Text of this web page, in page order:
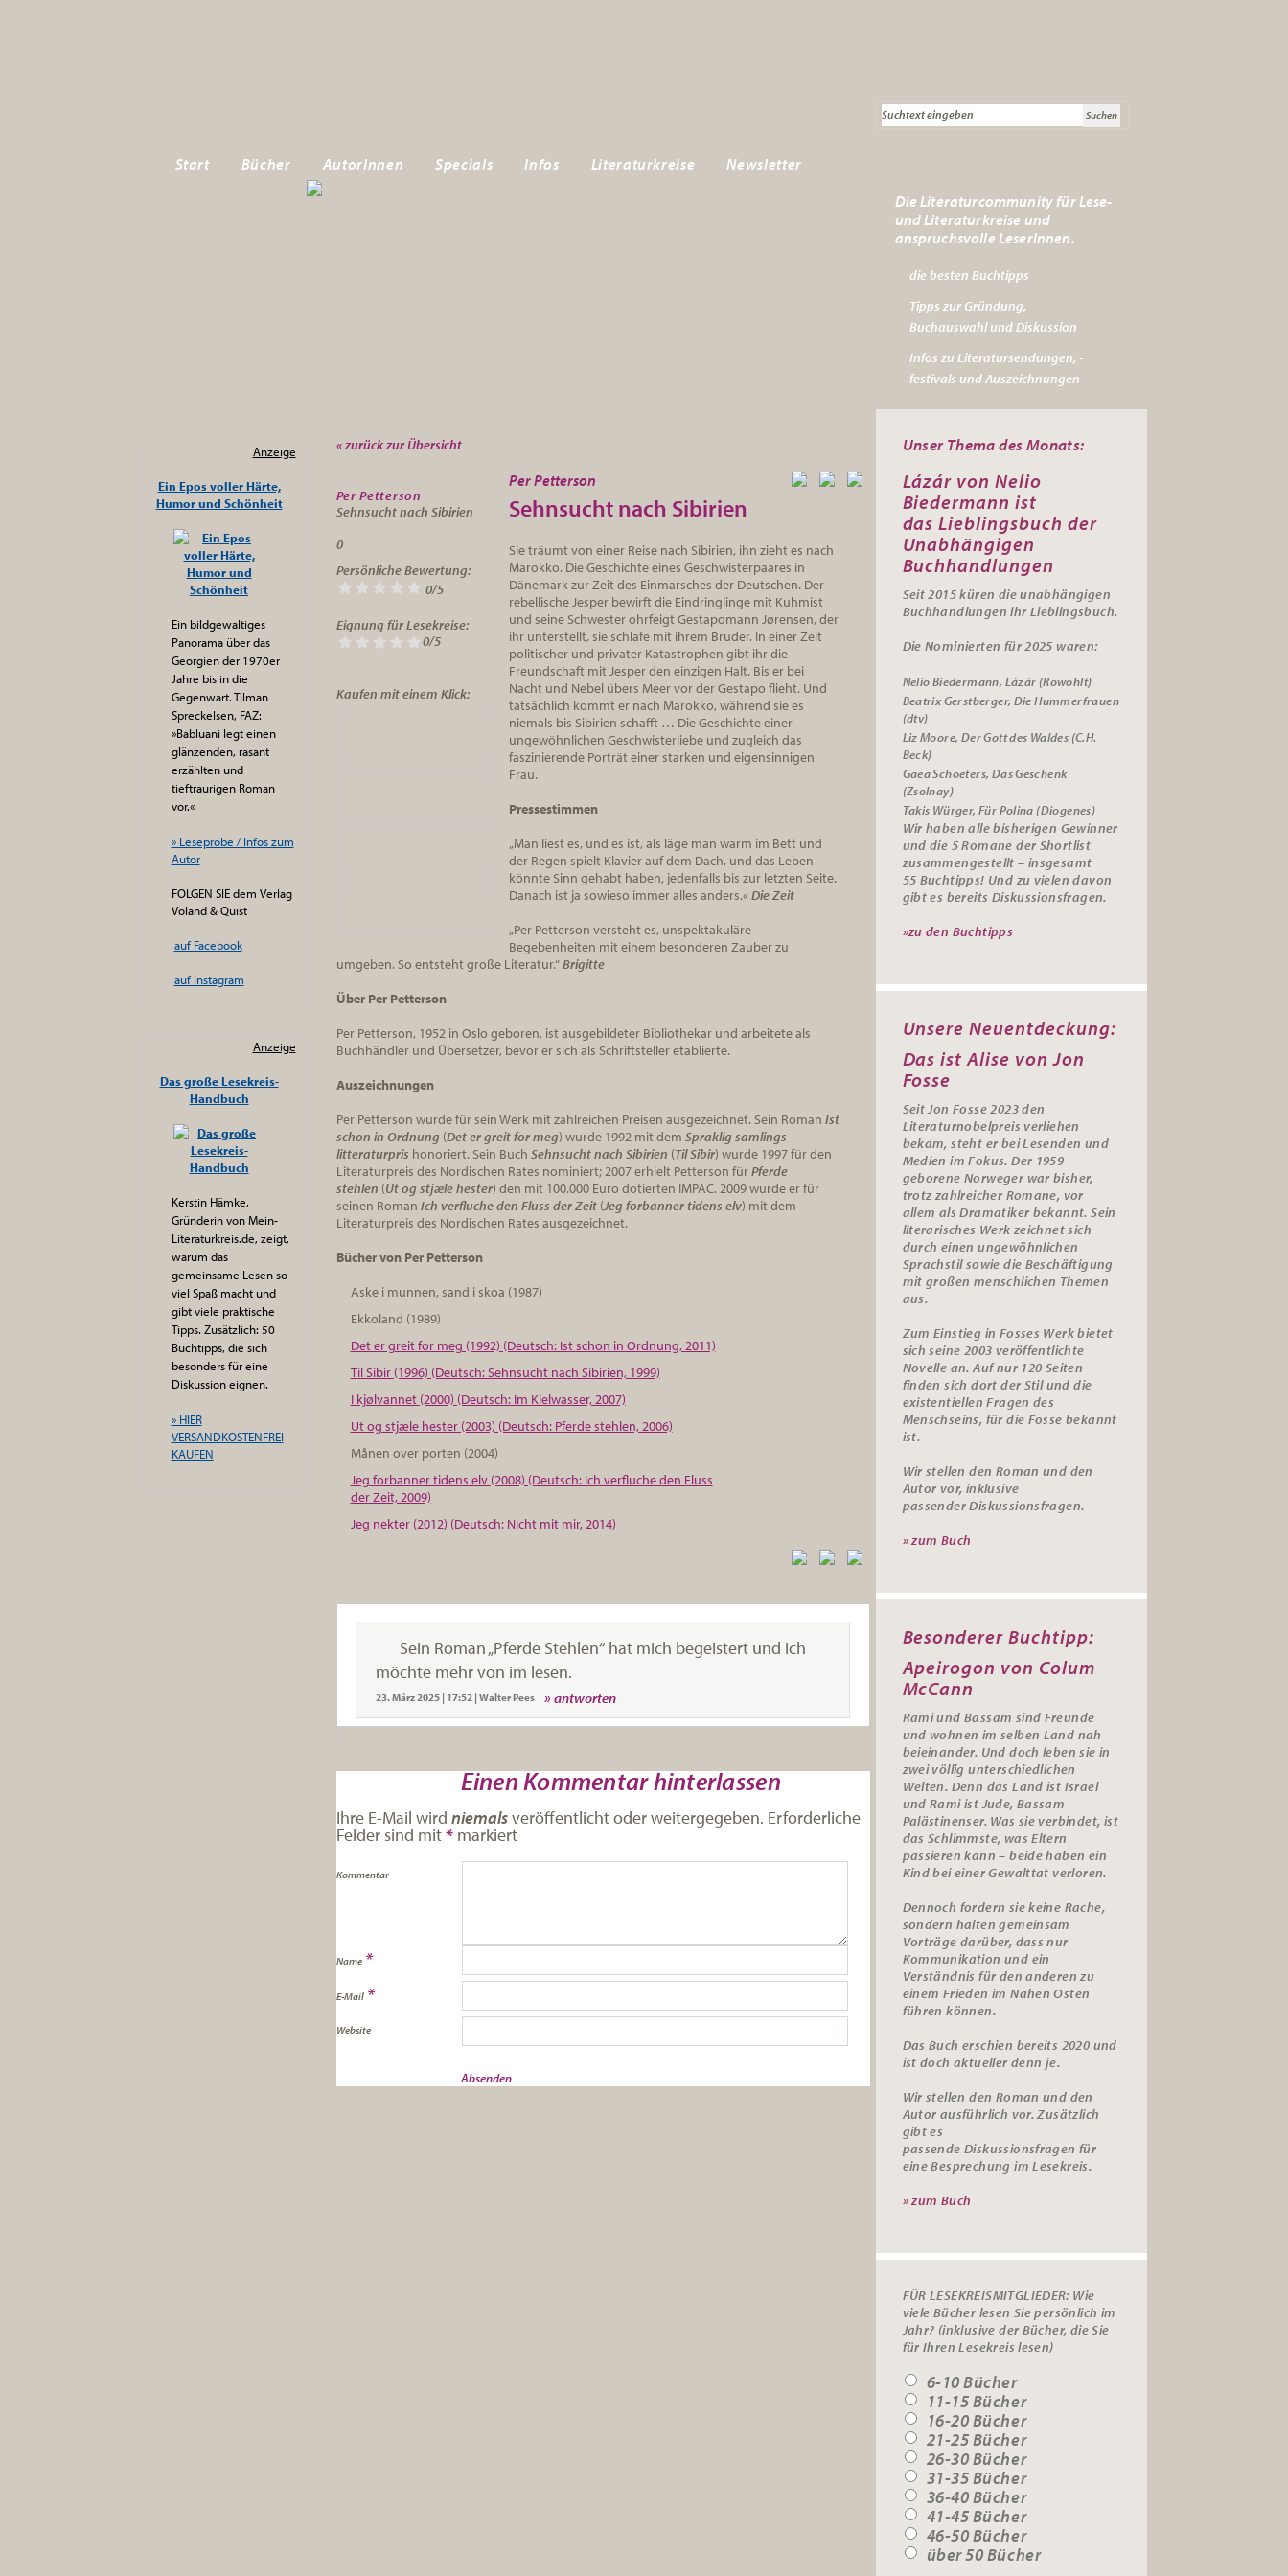
Start Bücher AutorInnen Specials Infos Literaturkreise
Newsletter
Die Literaturcommunity für Lese-
und Literaturkreise und
anspruchsvolle LeserInnen.
die besten Buchtipps
Tipps zur Gründung,
Buchauswahl und Diskussion
Infos zu Literatursendungen, -
festivals und Auszeichnungen
« zurück zur Übersicht
Per Petterson
Sehnsucht nach Sibirien
0
Persönliche Bewertung:
0/5
Eignung für Lesekreise:
0/5
Kaufen mit einem Klick:
Per Petterson
Sehnsucht nach Sibirien
Sie träumt von einer Reise nach Sibirien, ihn zieht es nach
Marokko. Die Geschichte eines Geschwisterpaares in
Dänemark zur Zeit des Einmarsches der Deutschen. Der
rebellische Jesper bewirft die Eindringlinge mit Kuhmist
und seine Schwester ohrfeigt Gestapomann Jørensen, der
ihr unterstellt, sie schlafe mit ihrem Bruder. In einer Zeit
politischer und privater Katastrophen gibt ihr die
Freundschaft mit Jesper den einzigen Halt. Bis er bei
Nacht und Nebel übers Meer vor der Gestapo flieht. Und
tatsächlich kommt er nach Marokko, während sie es
niemals bis Sibirien schafft … Die Geschichte einer
ungewöhnlichen Geschwisterliebe und zugleich das
faszinierende Porträt einer starken und eigensinnigen
Frau.
Pressestimmen
„Man liest es, und es ist, als läge man warm im Bett und
der Regen spielt Klavier auf dem Dach, und das Leben
könnte Sinn gehabt haben, jedenfalls bis zur letzten Seite.
Danach ist ja sowieso immer alles anders.« Die Zeit
„Per Petterson versteht es, unspektakuläre
Begebenheiten mit einem besonderen Zauber zu
umgeben. So entsteht große Literatur.“Brigitte
Über Per Petterson
Per Petterson, 1952 in Oslo geboren, ist ausgebildeter Bibliothekar und arbeitete als
Buchhändler und Übersetzer, bevor er sich als Schriftsteller etablierte.
Auszeichnungen
Per Petterson wurde für sein Werk mit zahlreichen Preisen ausgezeichnet. Sein Roman Ist
schon in Ordnung (Det er greit for meg) wurde 1992 mit dem Spraklig samlings
litteraturpris honoriert. Sein Buch Sehnsucht nach Sibirien (Til Sibir) wurde 1997 für den
Literaturpreis des Nordischen Rates nominiert; 2007 erhielt Petterson fürPferde
stehlen (Ut og stjæle hester) den mit 100.000 Euro dotierten IMPAC. 2009 wurde er für
seinen Roman Ich verfluche den Fluss der Zeit(Jeg forbanner tidens elv) mit dem
Literaturpreis des Nordischen Rates ausgezeichnet.
Bücher von Per Petterson
Aske i munnen, sand i skoa (1987)
Ekkoland (1989)
Det er greit for meg (1992) (Deutsch: Ist schon in Ordnung, 2011)
Til Sibir (1996) (Deutsch: Sehnsucht nach Sibirien, 1999)
I kjølvannet (2000) (Deutsch: Im Kielwasser, 2007)
Ut og stjæle hester (2003) (Deutsch: Pferde stehlen, 2006)
Månen over porten (2004)
Jeg forbanner tidens elv (2008) (Deutsch: Ich verfluche den Fluss
der Zeit, 2009)
Jeg nekter (2012) (Deutsch: Nicht mit mir, 2014)
Sein Roman „Pferde Stehlen“ hat mich begeistert und ich
möchte mehr von im lesen.
23. März 2025 | 17:52 | Walter Pees antworten
Einen Kommentar hinterlassen
Ihre E-Mail wird niemalsveröffentlicht oder weitergegeben. Erforderliche
Felder sind mit*markiert
Kommentar
Name *
E-Mail *
Website
Anzeige
Ein Epos voller Härte,
Humor und Schönheit
Ein bildgewaltiges
Panorama über das
Georgien der 1970er
Jahre bis in die
Gegenwart. Tilman
Spreckelsen, FAZ:
»Babluani legt einen
glänzenden, rasant
erzählten und
tieftraurigen Roman
vor.«
» Leseprobe / Infos zum
Autor
FOLGEN SIE dem Verlag
Voland & Quist
auf Facebook
auf Instagram
Anzeige
Das große Lesekreis-
Handbuch
Kerstin Hämke,
Gründerin von Mein-
Literaturkreis.de, zeigt,
warum das
gemeinsame Lesen so
viel Spaß macht und
gibt viele praktische
Tipps. Zusätzlich: 50
Buchtipps, die sich
besonders für eine
Diskussion eignen.
» HIER
VERSANDKOSTENFREI
KAUFEN
Unser Thema des Monats:
Lázár von Nelio
Biedermann ist
dasLieblingsbuch der
Unabhängigen
Buchhandlungen
Seit 2015 küren die unabhängigen
Buchhandlungen ihr Lieblingsbuch.
Die Nominierten für 2025 waren:
Nelio Biedermann, Lázár (Rowohlt)
Beatrix Gerstberger, Die Hummerfrauen
(dtv)
Liz Moore, Der Gott des Waldes (C.H.
Beck)
Gaea Schoeters, Das Geschenk
(Zsolnay)
Takis Würger, Für Polina (Diogenes)
Wir haben alle bisherigen Gewinner
und die 5 Romane der Shortlist
zusammengestellt – insgesamt
55 Buchtipps! Und zu vielen davon
gibt es bereits Diskussionsfragen.
»zu den Buchtipps
Unsere Neuentdeckung:
Das ist Alise von Jon
Fosse
Seit Jon Fosse 2023 den
Literaturnobelpreis verliehen
bekam, steht er bei Lesenden und
Medien im Fokus. Der 1959
geborene Norweger war bisher,
trotz zahlreicher Romane, vor
allem als Dramatiker bekannt. Sein
literarisches Werk zeichnet sich
durch einen ungewöhnlichen
Sprachstil sowie die Beschäftigung
mit großen menschlichen Themen
aus.
Zum Einstieg in Fosses Werk bietet
sich seine 2003 veröffentlichte
Novelle an. Auf nur 120 Seiten
finden sich dort der Stil und die
existentiellen Fragen des
Menschseins, für die Fosse bekannt
ist.
Wir stellen den Roman und den
Autor vor, inklusive
passenderDiskussionsfragen.
» zum Buch
Besonderer Buchtipp:
Apeirogon von Colum
McCann
Rami und Bassam sind Freunde
und wohnen im selben Land nah
beieinander. Und doch leben sie in
zwei völlig unterschiedlichen
Welten. Denn das Land ist Israel
und Rami ist Jude, Bassam
Palästinenser. Was sie verbindet, ist
das Schlimmste, was Eltern
passieren kann – beide haben ein
Kind bei einer Gewalttat verloren.
Dennoch fordern sie keine Rache,
sondern halten gemeinsam
Vorträge darüber, dass nur
Kommunikation und ein
Verständnis für den anderen zu
einem Frieden im Nahen Osten
führen können.
Das Buch erschien bereits 2020 und
ist doch aktueller denn je.
Wir stellen den Roman und den
Autor ausführlich vor. Zusätzlich
gibt es
passendeDiskussionsfragenfür
eine Besprechung im Lesekreis.
» zum Buch
FÜR LESEKREISMITGLIEDER: Wie
viele Bücher lesen Sie persönlich im
Jahr? (inklusive der Bücher, die Sie
für Ihren Lesekreis lesen)
6-10 Bücher
11-15 Bücher
16-20 Bücher
21-25 Bücher
26-30 Bücher
31-35 Bücher
36-40 Bücher
41-45 Bücher
46-50 Bücher
über 50 Bücher